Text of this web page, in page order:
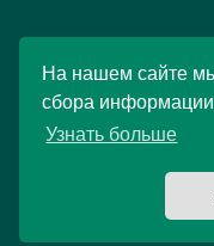
На нашем сайте
сбора информации
Узнать больше
Пользовательское
© 2012 – 2026